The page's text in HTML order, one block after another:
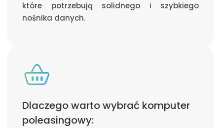
które potrzebują solidnego i szybkiego
nośnika danych.
Dlaczego warto wybrać komputer
poleasingowy: